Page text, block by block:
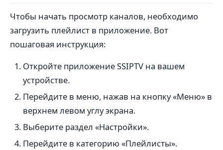
Чтобы начать просмотр каналов, необходимо
загрузить плейлист в приложение. Вот
пошаговая инструкция:
Откройте приложение SSIPTV на вашем
устройстве.
Перейдите в меню, нажав на кнопку «Меню» в
верхнем левом углу экрана.
Выберите раздел «Настройки».
Перейдите в категорию «Плейлисты».